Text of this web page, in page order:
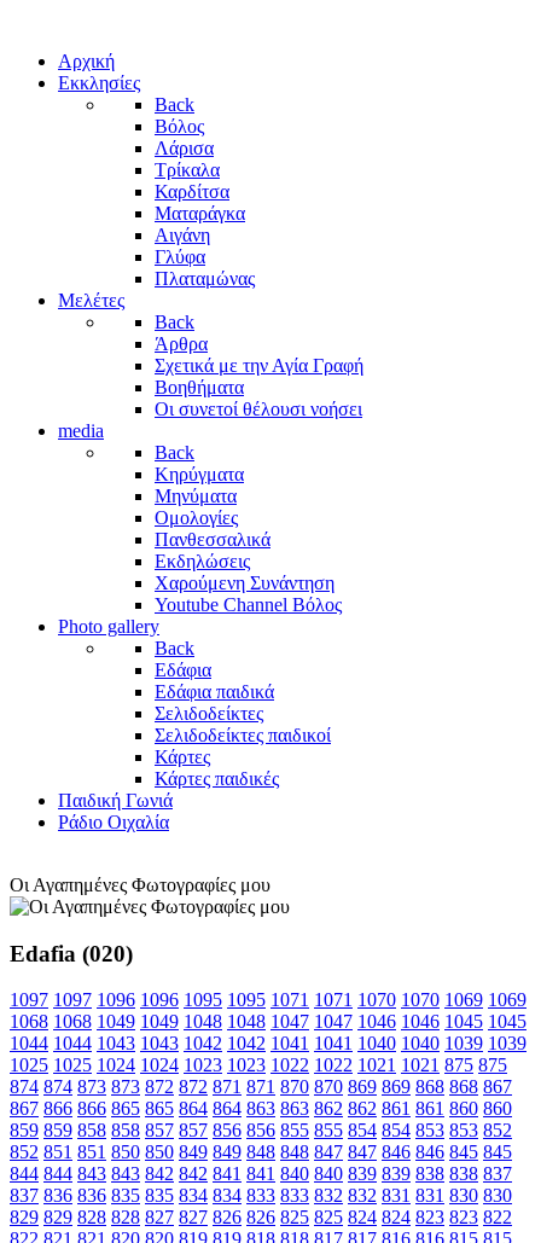
Αρχική
Εκκλησίες
Back
Βόλος
Λάρισα
Τρίκαλα
Καρδίτσα
Ματαράγκα
Αιγάνη
Γλύφα
Πλαταμώνας
Μελέτες
Back
Άρθρα
Σχετικά με την Αγία Γραφή
Βοηθήματα
Οι συνετοί θέλουσι νοήσει
media
Back
Κηρύγματα
Μηνύματα
Ομολογίες
Πανθεσσαλικά
Εκδηλώσεις
Χαρούμενη Συνάντηση
Youtube Channel Βόλος
Photo gallery
Back
Εδάφια
Εδάφια παιδικά
Σελιδοδείκτες
Σελιδοδείκτες παιδικοί
Κάρτες
Κάρτες παιδικές
Παιδική Γωνιά
Ράδιο Οιχαλία
Οι Αγαπημένες Φωτογραφίες μου
Edafia (020)
1097 1097 1096 1096 1095 1095 1071 1071 1070 1070 1069 1069
1068 1068 1049 1049 1048 1048 1047 1047 1046 1046 1045 1045
1044 1044 1043 1043 1042 1042 1041 1041 1040 1040 1039 1039
1025 1025 1024 1024 1023 1023 1022 1022 1021 1021 875 875
874 874 873 873 872 872 871 871 870 870 869 869 868 868 867
867 866 866 865 865 864 864 863 863 862 862 861 861 860 860
859 859 858 858 857 857 856 856 855 855 854 854 853 853 852
852 851 851 850 850 849 849 848 848 847 847 846 846 845 845
844 844 843 843 842 842 841 841 840 840 839 839 838 838 837
837 836 836 835 835 834 834 833 833 832 832 831 831 830 830
829 829 828 828 827 827 826 826 825 825 824 824 823 823 822